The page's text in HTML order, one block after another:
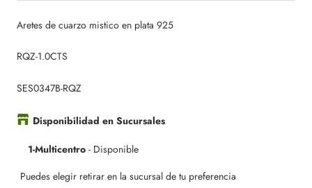
Aretes de cuarzo mistico en plata 925
RQZ-1.0CTS
SES0347B-RQZ
Disponibilidad en Sucursales
1-Multicentro - Disponible
Puedes elegir retirar en la sucursal de tu preferencia